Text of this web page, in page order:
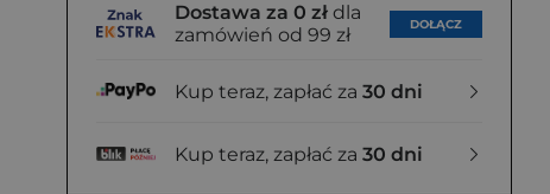
Dostawa za 0 zł dla
zamówień od 99 zł
DOŁĄCZ
Kup teraz, zapłać za 30 dni
Kup teraz, zapłać za 30 dni